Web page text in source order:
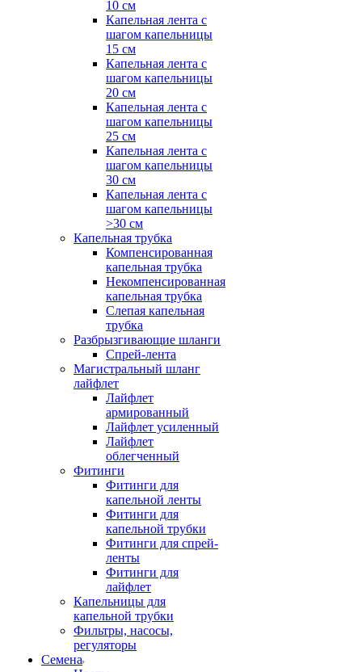
10 см
Капельная лента с
шагом капельницы
15 см
Капельная лента с
шагом капельницы
20 см
Капельная лента с
шагом капельницы
25 см
Капельная лента с
шагом капельницы
30 см
Капельная лента с
шагом капельницы
>30 см
Капельная трубка
Компенсированная
капельная трубка
Некомпенсированная
капельная трубка
Слепая капельная
трубка
Разбрызгивающие шланги
Спрей-лента
Магистральный шланг
лайфлет
Лайфлет
армированный
Лайфлет усиленный
Лайфлет
облегченный
Фитинги
Фитинги для
капельной ленты
Фитинги для
капельной трубки
Фитинги для спрей-
ленты
Фитинги для
лайфлет
Капельницы для
капельной трубки
Фильтры, насосы,
регуляторы
Семена